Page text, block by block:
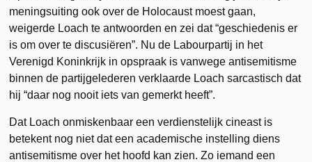
meningsuiting ook over de Holocaust moest gaan,
weigerde Loach te antwoorden en zei dat “geschiedenis er
is om over te discusiëren”. Nu de Labourpartij in het
Verenigd Koninkrijk in opspraak is vanwege antisemitisme
binnen de partijgelederen verklaarde Loach sarcastisch dat
hij “daar nog nooit iets van gemerkt heeft”.
Dat Loach onmiskenbaar een verdienstelijk cineast is
betekent nog niet dat een academische instelling diens
antisemitisme over het hoofd kan zien. Zo iemand een